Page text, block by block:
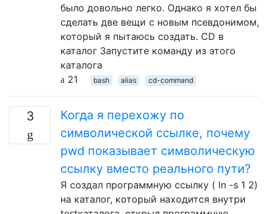
было довольно легко. Однако я хотел бы
сделать две вещи с новым псевдонимом,
который я пытаюсь создать. CD в ​​
каталог Запустите команду из этого
каталога
21
bash alias cd-command
3
Когда я перехожу по
символической ссылке, почему
pwd показывает символическую
ссылку вместо реального пути?
Я создал программную ссылку ( ln -s 1 2)
на каталог, который находится внутри